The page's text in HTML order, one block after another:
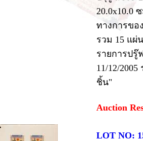
20.0x10.0
ทางการขอ
รวม 15 แผ่
รายการปรู๊
11/12/
ชิ้น"
Auction
LOT NO: